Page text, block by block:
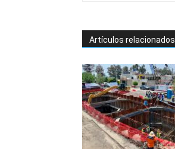
Artículos relacionados